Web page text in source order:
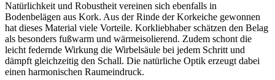
Natürlichkeit und Robustheit vereinen sich ebenfalls in
Bodenbelägen aus Kork. Aus der Rinde der Korkeiche gewonnen
hat dieses Material viele Vorteile. Korkliebhaber schätzen den Belag
als besonders fußwarm und wärmeisolierend. Zudem schont die
leicht federnde Wirkung die Wirbelsäule bei jedem Schritt und
dämpft gleichzeitig den Schall. Die natürliche Optik erzeugt dabei
einen harmonischen Raumeindruck.